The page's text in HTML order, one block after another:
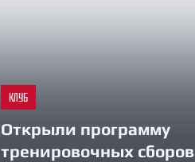
КЛУБ
Открыли программу
тренировочных сборов